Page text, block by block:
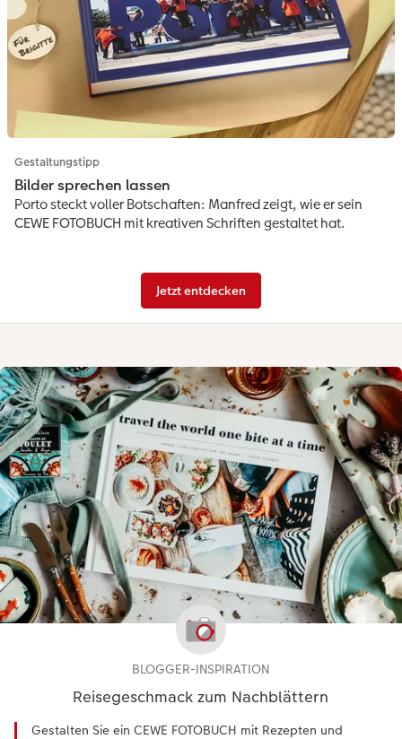
Gestaltungstipp
Bilder sprechen lassen
Porto steckt voller Botschaften: Manfred zeigt, wie er sein
CEWE FOTOBUCH mit kreativen Schriften gestaltet hat.
Jetzt entdecken
BLOGGER-INSPIRATION
Reisegeschmack zum Nachblättern
Gestalten Sie ein CEWE FOTOBUCH mit Rezepten und